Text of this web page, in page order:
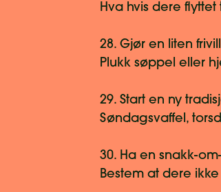
Hva hvis dere
28. Gjør en liten
Plukk søppel eller
29. Start en ny
Søndagsvaffel,
30. Ha en snakk-
Bestem at dere